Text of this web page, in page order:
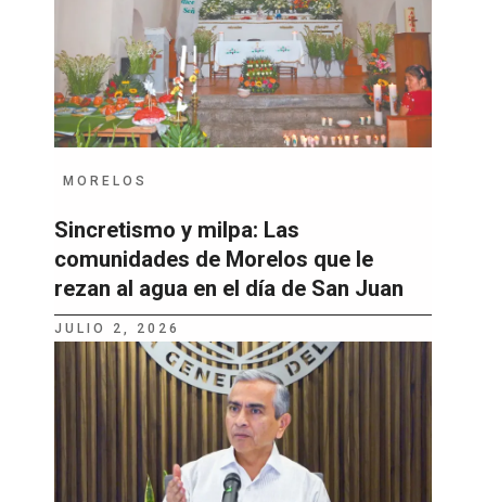
MORELOS
Sincretismo y milpa: Las
comunidades de Morelos que le
rezan al agua en el día de San Juan
JULIO 2, 2026